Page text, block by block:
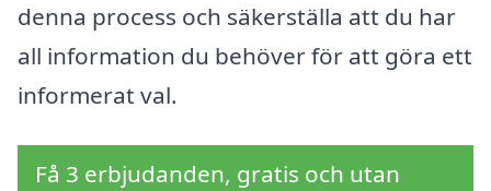
denna process och säkerställa att du har
all information du behöver för att göra ett
informerat val.
Få 3 erbjudanden, gratis och utan